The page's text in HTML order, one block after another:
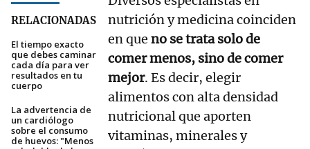
RELACIONADAS
El tiempo exacto
que debes caminar
cada día para ver
resultados en tu
cuerpo
La advertencia de
un cardiólogo
sobre el consumo
de huevos: "Menos
nutrición y medicina coinciden
en que no se trata solo de
comer menos, sino de comer
mejor. Es decir, elegir
alimentos con alta densidad
nutricional que aporten
vitaminas, minerales y